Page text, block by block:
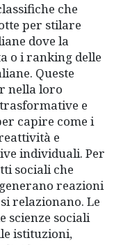
che
per stilare
dove la
o i ranking delle
Queste
nella loro
e
capire come i
e
individuali. Per
sociali che
reazioni
relazionano. Le
scienze sociali
istituzioni,